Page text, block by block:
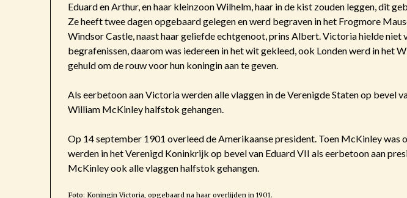
Eduard en Arthur, en haar kleinzoon Wilhelm, haar in de kist zouden leggen, dit
Ze heeft twee dagen opgebaard gelegen en werd begraven in het Frogmore
Windsor Castle, naast haar geliefde echtgenoot, prins Albert. Victoria hielde niet
begrafenissen, daarom was iedereen in het wit gekleed, ook Londen werd in het
gehuld om de rouw voor hun koningin aan te geven.
Als eerbetoon aan Victoria werden alle vlaggen in de Verenigde Staten op bevel
William McKinley halfstok gehangen.
Op 14 september 1901 overleed de Amerikaanse president. Toen McKinley was
werden in het Verenigd Koninkrijk op bevel van Eduard VII als eerbetoon aan
McKinley ook alle vlaggen halfstok gehangen.
Foto: Koningin Victoria, opgebaard na haar overlijden in 1901.